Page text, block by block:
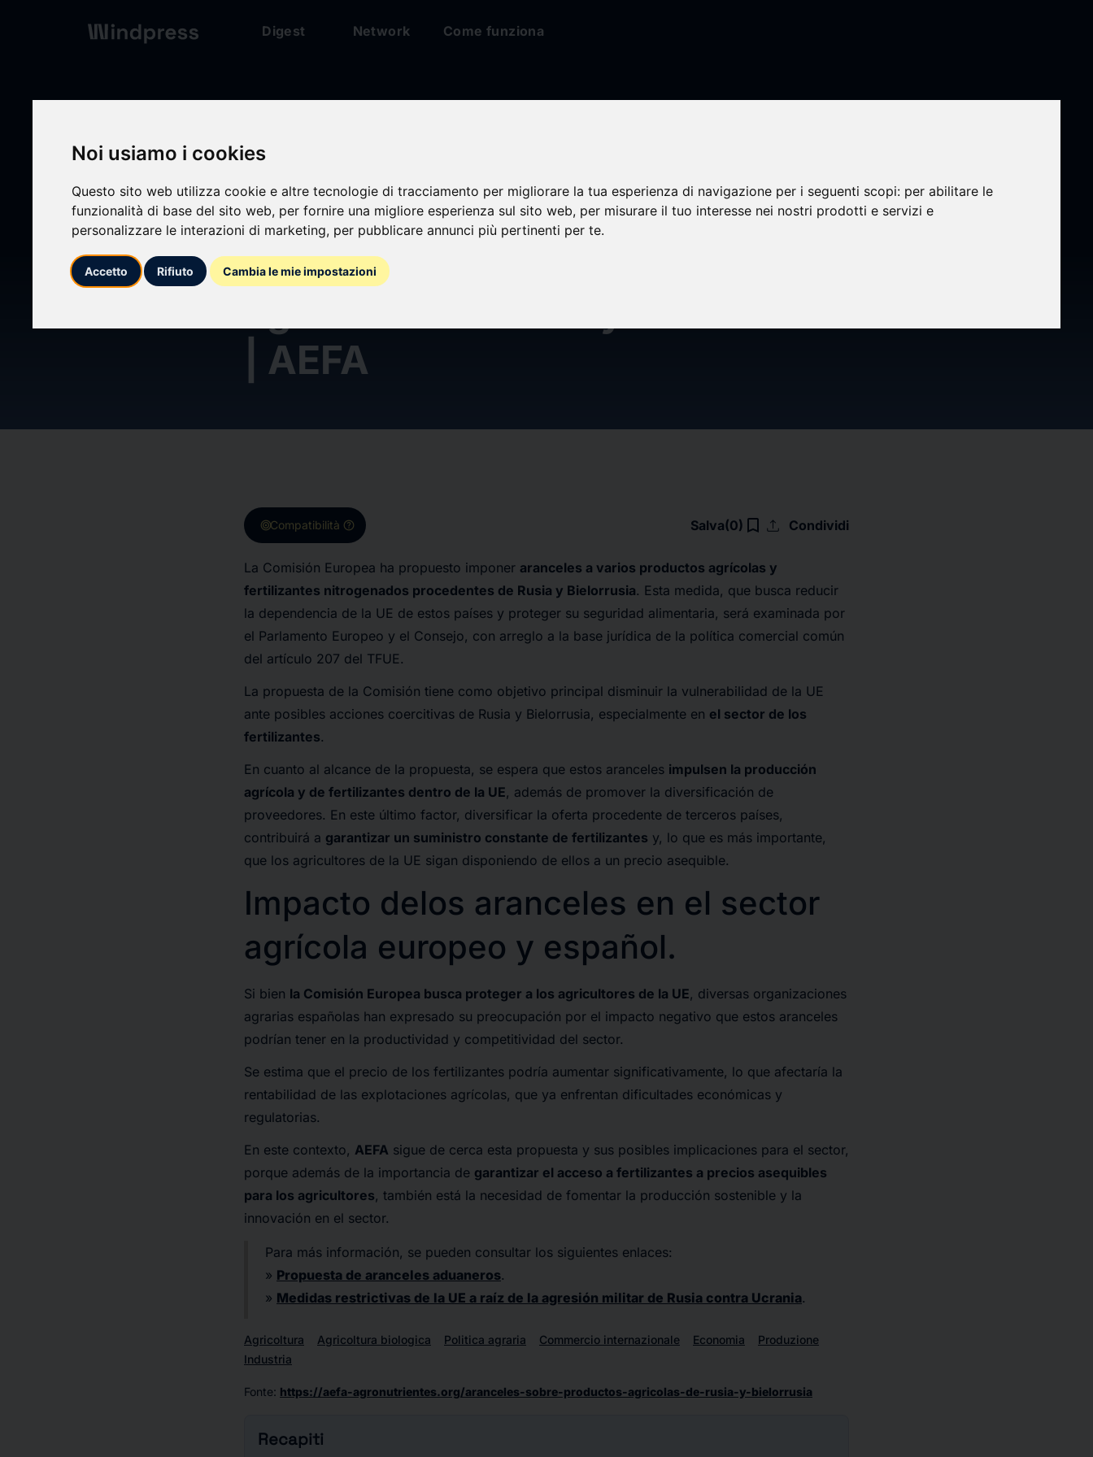
Noi usiamo i cookies
Questo sito web utilizza cookie e altre tecnologie di tracciamento per migliorare la tua esperienza di navigazione per i seguenti scopi: per abilitare le
funzionalità di base del sito web, per fornire una migliore esperienza sul sito web, per misurare il tuo interesse nei nostri prodotti e servizi e
personalizzare le interazioni di marketing, per pubblicare annunci più pertinenti per te.
Accetto Rifiuto Cambia le mie impostazioni
Digest Network Come funziona
calendar_today14/02/2025
Aranceles sobre productos
| AEFA
targetCompatibilità help Salva(0) bookmark_border upload Condividi
La Comisión Europea ha propuesto imponer aranceles a varios productos agrícolas y
fertilizantes nitrogenados procedentes de Rusia y Bielorrusia. Esta medida, que busca reducir
la dependencia de la UE de estos países y proteger su seguridad alimentaria, será examinada por
el Parlamento Europeo y el Consejo, con arreglo a la base jurídica de la política comercial común
del artículo 207 del TFUE.
La propuesta de la Comisión tiene como objetivo principal disminuir la vulnerabilidad de la UE
ante posibles acciones coercitivas de Rusia y Bielorrusia, especialmente en el sector de los
fertilizantes.
En cuanto al alcance de la propuesta, se espera que estos aranceles impulsen la producción
agrícola y de fertilizantes dentro de la UE, además de promover la diversificación de
proveedores. En este último factor, diversificar la oferta procedente de terceros países,
contribuirá a garantizar un suministro constante de fertilizantes y, lo que es más importante,
que los agricultores de la UE sigan disponiendo de ellos a un precio asequible.
Impacto delos aranceles en el sector
agrícola europeo y español.
Si bien la Comisión Europea busca proteger a los agricultores de la UE, diversas organizaciones
agrarias españolas han expresado su preocupación por el impacto negativo que estos aranceles
podrían tener en la productividad y competitividad del sector.
Se estima que el precio de los fertilizantes podría aumentar significativamente, lo que afectaría la
rentabilidad de las explotaciones agrícolas, que ya enfrentan dificultades económicas y
regulatorias.
En este contexto, AEFA sigue de cerca esta propuesta y sus posibles implicaciones para el sector,
porque además de la importancia de garantizar el acceso a fertilizantes a precios asequibles
para los agricultores, también está la necesidad de fomentar la producción sostenible y la
innovación en el sector.
Para más información, se pueden consultar los siguientes enlaces:
» Propuesta de aranceles aduaneros.
» Medidas restrictivas de la UE a raíz de la agresión militar de Rusia contra Ucrania.
Agricoltura Agricoltura biologica Politica agraria Commercio internazionale Economia
Produzione
Industria
Fonte: https://aefa-agronutrientes.org/aranceles-sobre-productos-agricolas-de-rusia-y-bielorrusia
Recapiti